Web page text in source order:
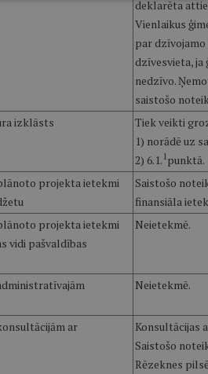
deklarēta
Vienlaikus
par
dzīvesvieta, ja
nedzīvo.
saistošo
izklāsts
Tiek veikti
1) norādē uz
2) 6.1. 1punktā.
projekta ietekmi
Saistošo
finansiāla
projekta ietekmi
vidi pašvaldības
Neietekmē.
Neietekmē.
ar
Konsultācijas
Saistošo
Rēzeknes